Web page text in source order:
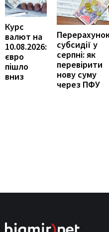
Курс
валют на
10.08.2026:
євро
пішло
вниз
субсидії у
серпні: як
перевірити
нову суму
через ПФУ